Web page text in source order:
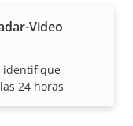
Video
identifique
24 horas